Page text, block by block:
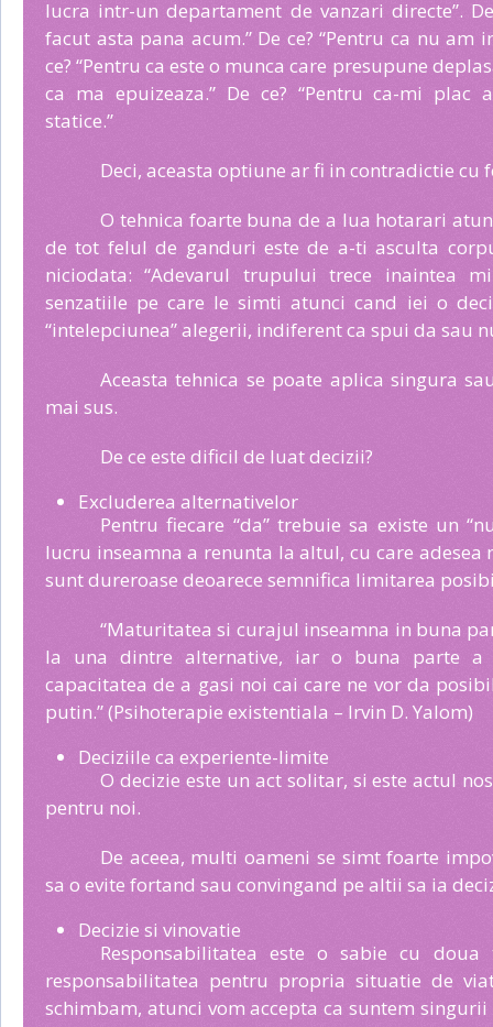
lucra intr-un departament de vanzari directe”.
facut asta pana acum.” De ce? “Pentru ca nu am
ce? “Pentru ca este o munca care presupune
ca ma epuizeaza.” De ce? “Pentru ca-mi
statice.”
Deci, aceasta optiune ar fi in contradictie cu
O tehnica foarte buna de a lua hotarari
de tot felul de ganduri este de a-ti asculta
niciodata: “Adevarul trupului trece inaintea
senzatiile pe care le simti atunci cand iei o
“intelepciunea” alegerii, indiferent ca spui da sau
Aceasta tehnica se poate aplica singura
mai sus.
De ce este dificil de luat decizii?
Excluderea alternativelor
Pentru fiecare “da” trebuie sa existe un
lucru inseamna a renunta la altul, cu care adesea
sunt dureroase deoarece semnifica limitarea
“Maturitatea si curajul inseamna in buna
la una dintre alternative, iar o buna parte a
capacitatea de a gasi noi cai care ne vor da
putin.” (Psihoterapie existentiala – Irvin D. Yalom)
Deciziile ca experiente-limite
O decizie este un act solitar, si este actul
pentru noi.
De aceea, multi oameni se simt foarte
sa o evite fortand sau convingand pe altii sa ia
Decizie si vinovatie
Responsabilitatea este o sabie cu
responsabilitatea pentru propria situatie de
schimbam, atunci vom accepta ca suntem